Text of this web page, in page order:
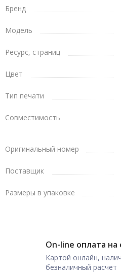
Бренд
Модель
Ресурс, страниц
Цвет
Тип печати
Совместимость
Оригинальный номер
Поставщик
Размеры в упаковке
On-line оплата на
Картой онлайн,
безналичный расчет